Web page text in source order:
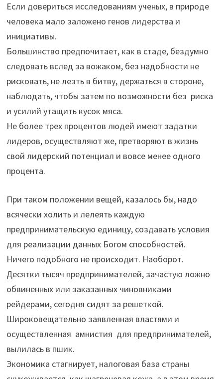
Если довериться исследованиям ученых, в природе
человека мало заложено генов лидерства и
инициативы.
Большинство предпочитает, как в стаде, бездумно
следовать вслед за вожаком, без надобности не
рисковать, не лезть в битву, держаться в стороне,
наблюдать, чтобы затем по возможности без риска
и усилий утащить кусок мяса.
Не более трех процентов людей имеют задатки
лидеров, осуществляют же, претворяют в жизнь
свой лидерский потенциал и вовсе менее одного
процента.
При таком положении вещей, казалось бы, надо
всячески холить и лелеять каждую
предпринимательскую единицу, создавать условия
для реализации данных Богом способностей.
Ничего подобного не происходит. Наоборот.
Десятки тысяч предпринимателей, зачастую ложно
обвиненных или заказанных чиновниками
рейдерами, сегодня сидят за решеткой.
Широковещательно заявленная властями и
осуществленная амнистия для предпринимателей,
вылилась в пшик.
Экономика стагнирует, налоговая база страны